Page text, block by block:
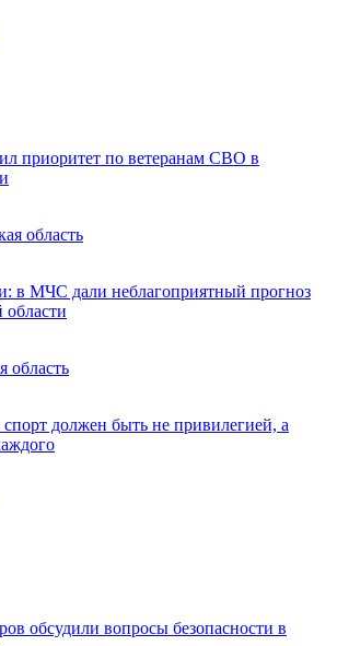
приоритет по ветеранам СВО в
область
в МЧС дали неблагоприятный прогноз
области
область
должен быть не привилегией, а
обсудили вопросы безопасности в